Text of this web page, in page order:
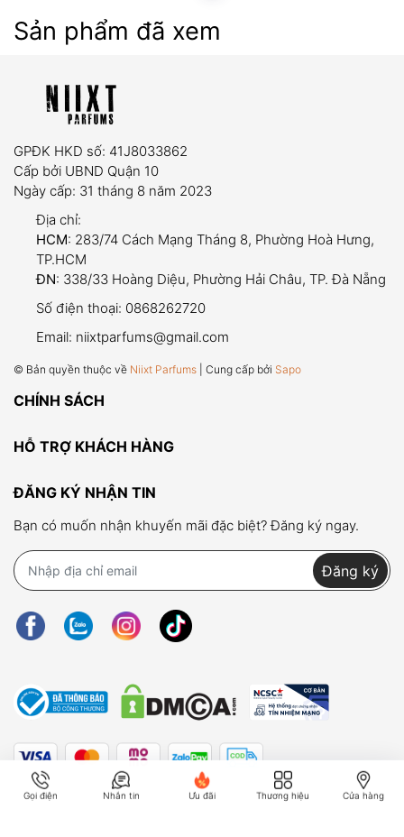
Sản phẩm đã xem
GPĐK HKD số: 41J8033862
Cấp bởi UBND Quận 10
Ngày cấp: 31 tháng 8 năm 2023
Địa chỉ:
HCM: 283/74 Cách Mạng Tháng 8, Phường Hoà Hưng,
TP.HCM
ĐN: 338/33 Hoàng Diệu, Phường Hải Châu, TP. Đà Nẵng
Số điện thoại: 0868262720
Email: niixtparfums@gmail.com
© Bản quyền thuộc về Niixt Parfums | Cung cấp bởi Sapo
CHÍNH SÁCH
HỖ TRỢ KHÁCH HÀNG
ĐĂNG KÝ NHẬN TIN
Bạn có muốn nhận khuyến mãi đặc biệt? Đăng ký ngay.
Đăng ký
Gọi điện Nhắn tin Ưu đãi Thương hiệu Cửa hàng